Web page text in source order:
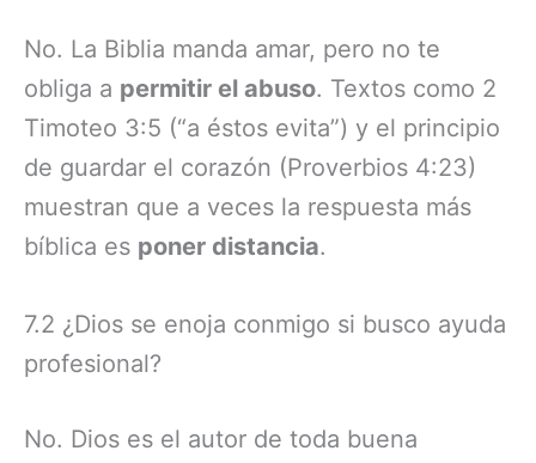
No. La Biblia manda amar, pero no te
obliga a permitir el abuso. Textos como 2
Timoteo 3:5 (“a éstos evita”) y el principio
de guardar el corazón (Proverbios 4:23)
muestran que a veces la respuesta más
bíblica es poner distancia.
7.2 ¿Dios se enoja conmigo si busco ayuda
profesional?
No. Dios es el autor de toda buena